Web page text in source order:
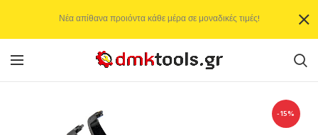
-15%
Νέα απίθανα προιόντα κάθε μέρα σε μοναδικές τιμές!